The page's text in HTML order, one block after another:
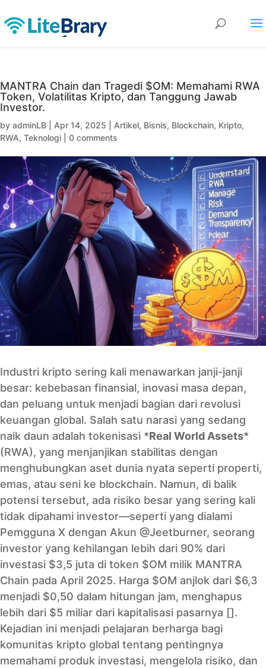
MANTRA Chain dan Tragedi $OM: Memahami RWA
Token, Volatilitas Kripto, dan Tanggung Jawab
Investor.
by adminLB Apr 14, 2025 Artikel, Bisnis, Blockchain, Kripto,
RWA, Teknologi 0 comments
Industri kripto sering kali menawarkan janji-janji
besar: kebebasan finansial, inovasi masa depan,
dan peluang untuk menjadi bagian dari revolusi
keuangan global. Salah satu narasi yang sedang
naik daun adalah tokenisasi *Real World Assets*
(RWA), yang menjanjikan stabilitas dengan
menghubungkan aset dunia nyata seperti properti,
emas, atau seni ke blockchain. Namun, di balik
potensi tersebut, ada risiko besar yang sering kali
tidak dipahami investor—seperti yang dialami
Pemgguna X dengan Akun @Jeetburner, seorang
investor yang kehilangan lebih dari 90% dari
investasi $3,5 juta di token $OM milik MANTRA
Chain pada April 2025. Harga $OM anjlok dari $6,3
menjadi $0,50 dalam hitungan jam, menghapus
lebih dari $5 miliar dari kapitalisasi pasarnya [].
Kejadian ini menjadi pelajaran berharga bagi
komunitas kripto global tentang pentingnya
memahami produk investasi, mengelola risiko, dan